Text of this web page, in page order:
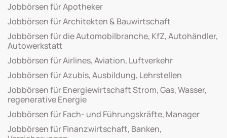
Jobbörsen für Apotheker
Jobbörsen für Architekten & Bauwirtschaft
Jobbörsen für die Automobilbranche, KfZ, Autohändler,
Autowerkstatt
Jobbörsen für Airlines, Aviation, Luftverkehr
Jobbörsen für Azubis, Ausbildung, Lehrstellen
Jobbörsen für Energiewirtschaft Strom, Gas, Wasser,
regenerative Energie
Jobbörsen für Fach- und Führungskräfte, Manager
Jobbörsen für Finanzwirtschaft, Banken,